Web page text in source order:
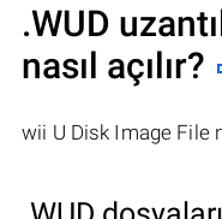
.WUD
nasıl açılır?
wii U Disk Image File